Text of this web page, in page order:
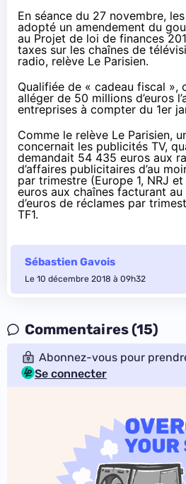
En séance du 27 novembre,
adopté un amendement du
au Projet de loi de finances
taxes sur les chaînes de
radio, relève Le Parisien.
Qualifiée de « cadeau fiscal »,
alléger de 50 millions d’euros
entreprises à compter du 1er
Comme le relève Le Parisien,
concernait les publicités TV,
demandait 54 435 euros aux
d’affaires publicitaires d’au
par trimestre (Europe 1, NRJ
euros aux chaînes facturant
d’euros de réclames par
TF1.
Sébastien Gavois
Le 10 décembre 2018 à 09h32
Commentaires (15)
Abonnez-vous pour
Se connecter